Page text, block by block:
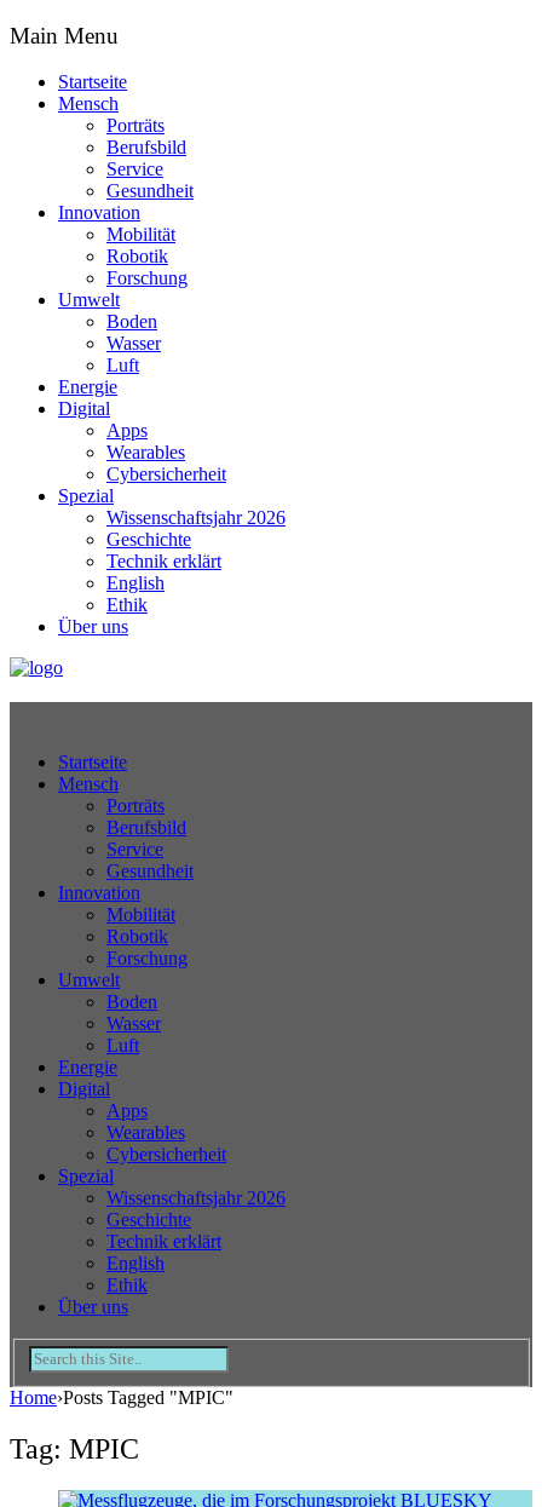
Main Menu
Startseite
Mensch
Porträts
Berufsbild
Service
Gesundheit
Innovation
Mobilität
Robotik
Forschung
Umwelt
Boden
Wasser
Luft
Energie
Digital
Apps
Wearables
Cybersicherheit
Spezial
Wissenschaftsjahr 2026
Geschichte
Technik erklärt
English
Ethik
Über uns
Startseite
Mensch
Porträts
Berufsbild
Service
Gesundheit
Innovation
Mobilität
Robotik
Forschung
Umwelt
Boden
Wasser
Luft
Energie
Digital
Apps
Wearables
Cybersicherheit
Spezial
Wissenschaftsjahr 2026
Geschichte
Technik erklärt
English
Ethik
Über uns
Home›Posts Tagged "MPIC"
Tag: MPIC